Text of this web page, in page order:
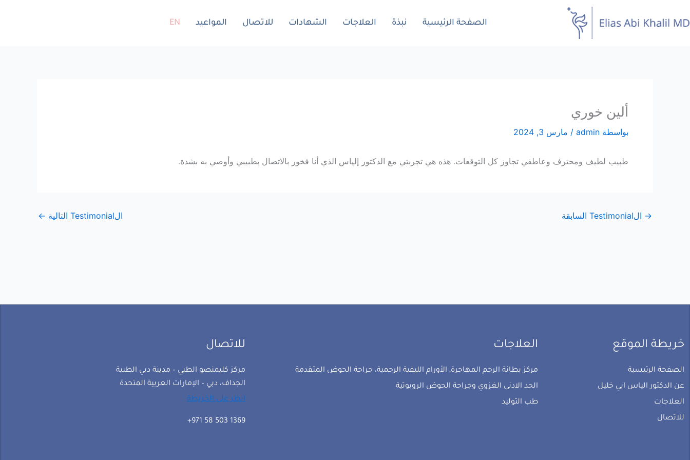
إلى
الصفحة الرئيسية نبذة العلاجات الشهادات للاتصال المواعيد EN
ألين خوري
بواسطة admin
/ مارس 3, 2024
طبيب لطيف ومحترف وعاطفي تجاوز كل التوقعات. هذه هي تجربتي مع الدكتور إلياس الذي أنا فخور بالاتصال بطبيبي وأوصي به بشدة.
→ الTestimonial السابقة الTestimonial التالية ←
خريطة الموقع
الصفحة الرئيسية
عن الدكتور الياس ابي خليل
العلاجات
للاتصال
العلاجات
مركز بطانة الرحم المهاجرة, الأورام الليفية الرحمية، جراحة الحوض المتقدمة
الحد الادنى الغزوي وجراحة الحوض الروبوتية
طب التوليد
للاتصال
مركز كليمنصو الطبي – مدينة دبي الطبية
الجداف، دبي – الإمارات العربية المتحدة
انظر على الخريطة
1369 503 58 971+